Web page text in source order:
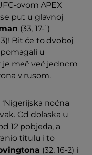
ovom APEX
put u glavnoj
(33, 17-1)
3)! Bit će to dvoboj
u
je meč već jednom
virusom.
noćna
Od dolaska u
12 pobjeda, a
titulu i to
(32, 16-2) i